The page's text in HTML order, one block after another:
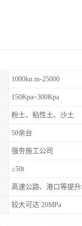
1000kn.m-25000
150Kpa~300Kpa
粉土、粘性土、沙土
50余台
强夯施工公司
≥50t
高速公路、港口等提
较大可达 20MPa